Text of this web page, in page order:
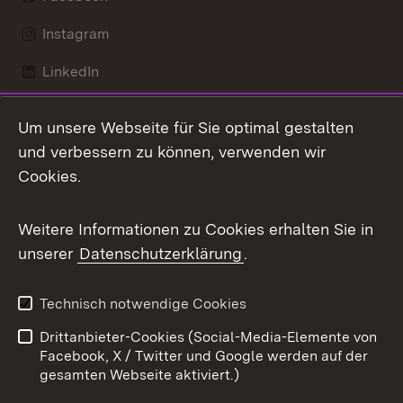
Instagram
LinkedIn
X / Twitter
Youtube
Kontakt
Datenschutz
Barrierefreiheit
Impressum
Cookies
Um unsere Webseite für Sie optimal gestalten
und verbessern zu können, verwenden wir
Cookies.
Weitere Informationen zu Cookies erhalten Sie in
unserer Datenschutzerklärung.
Technisch notwendige Cookies
Drittanbieter-Cookies (Social-Media-Elemente von
Facebook, X / Twitter und Google werden auf der
gesamten Webseite aktiviert.)